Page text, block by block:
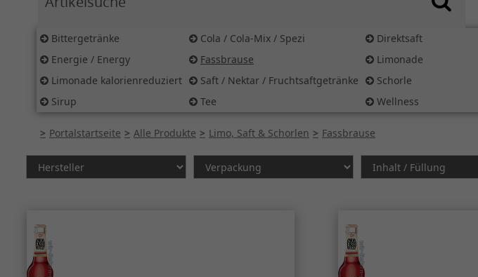
Bittergetränke Cola / Cola-Mix / Spezi
Direktsaft
Energie / Energy
Fassbrause
Limonade
Limonade kalorienreduziert
Saft / Nektar / Fruchtsaftgetränke
Schorle
Sirup
Tee Wellness
Portalstartseite Alle Produkte Limo, Saft & Schorlen Fassbrause